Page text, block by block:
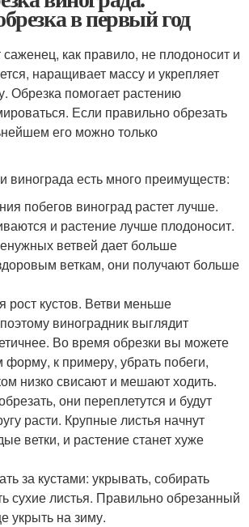
в первый год
как правило, не плодоносит и
наращивает массу и укрепляет
Обрезка помогает растению
Если правильно обрезать
его можно только
винограда есть много преимуществ:
побегов виноград растет лучше.
и растение лучше плодоносит.
ветвей дает больше
веткам, они получают больше
рост кустов. Ветви меньше
виноградник выглядит
Во время обрезки вы можете
форму, к примеру, убрать побеги,
низко свисают и мешают ходить.
они переплетутся и будут
расти. Крупные листья начнут
ветки, и растение станет хуже
за кустами: укрывать, собирать
сухие листья. Правильно обрезанный
укрыть на зиму.